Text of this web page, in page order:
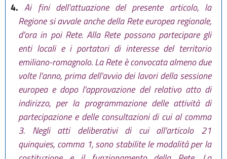
4. Ai fini dell'attuazione del presente articolo, la
Regione si avvale anche della Rete europea regionale,
d'ora in poi Rete. Alla Rete possono partecipare gli
enti locali e i portatori di interesse del territorio
emiliano-romagnolo. La Rete è convocata almeno due
volte l'anno, prima dell'avvio dei lavori della sessione
europea e dopo l'approvazione del relativo atto di
indirizzo, per la programmazione delle attività di
partecipazione e delle consultazioni di cui al comma
3. Negli atti deliberativi di cui all'articolo 21
quinquies, comma 1, sono stabilite le modalità per la